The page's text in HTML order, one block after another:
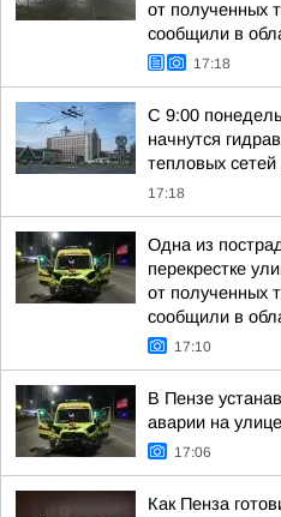
от полученных
сообщили в
17:18
С 9:00
начнутся
тепловых
17:18
Одна из
перекрестке
от полученных
сообщили в
17:10
В Пензе
аварии на
17:06
Как Пенза